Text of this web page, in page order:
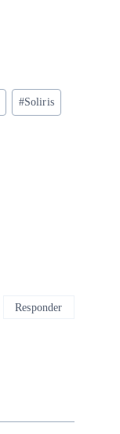
#Soliris
Responder